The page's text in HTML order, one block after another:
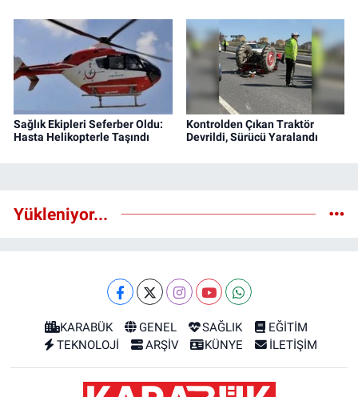
Sağlık Ekipleri Seferber Oldu:
Hasta Helikopterle Taşındı
Kontrolden Çıkan Traktör
Devrildi, Sürücü Yaralandı
Yükleniyor...
KARABÜK GENEL SAĞLIK
EĞİTİM
TEKNOLOJİ
ARŞİV KÜNYE İLETİŞİM